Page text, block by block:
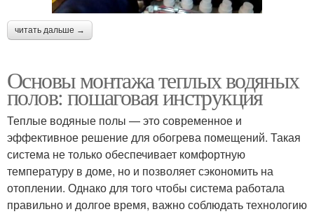
читать дальше →
Основы монтажа теплых водяных
полов: пошаговая инструкция
Теплые водяные полы — это современное и
эффективное решение для обогрева помещений. Такая
система не только обеспечивает комфортную
температуру в доме, но и позволяет сэкономить на
отоплении. Однако для того чтобы система работала
правильно и долгое время, важно соблюдать технологию